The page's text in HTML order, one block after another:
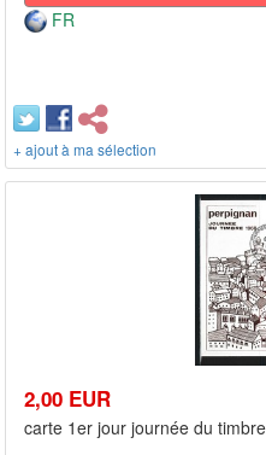
FR
+ ajout à ma sélection
2,00 EUR
carte 1er jour journée du